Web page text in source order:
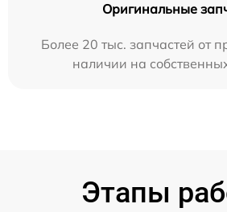
Оригинальные
Более 20 тыс. запчастей от
наличии на
Этапы